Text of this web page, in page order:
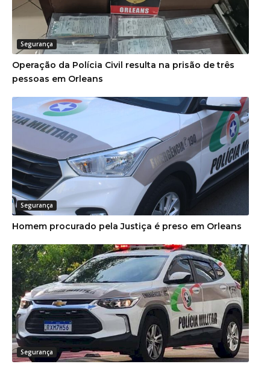
Segurança
Operação da Polícia Civil resulta na prisão de três
pessoas em Orleans
Segurança
Homem procurado pela Justiça é preso em Orleans
Segurança